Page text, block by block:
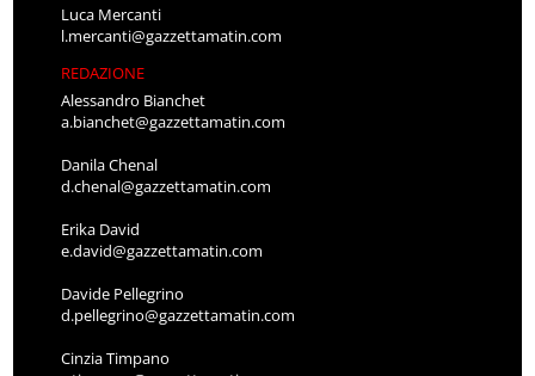
Luca Mercanti
l.mercanti@gazzettamatin.com
REDAZIONE
Alessandro Bianchet
a.bianchet@gazzettamatin.com
Danila Chenal
d.chenal@gazzettamatin.com
Erika David
e.david@gazzettamatin.com
Davide Pellegrino
d.pellegrino@gazzettamatin.com
Cinzia Timpano